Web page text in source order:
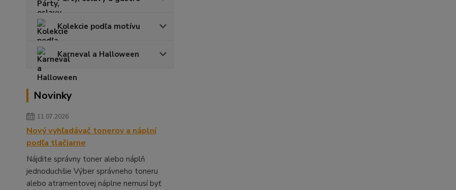
Kolekcie podľa motívu
Karneval a Halloween
Novinky
11.07.2026
Nový vyhľadávač tonerov a náplní
podľa tlačiarne
Nájdite správny toner alebo náplň
jednoduchšie Výber správneho toneru
alebo atramentovej náplne nemusí byť